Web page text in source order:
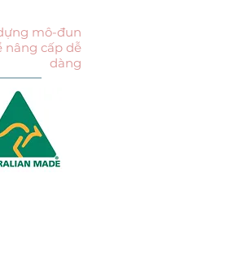
mô-đun
nâng cấp dễ
dàng